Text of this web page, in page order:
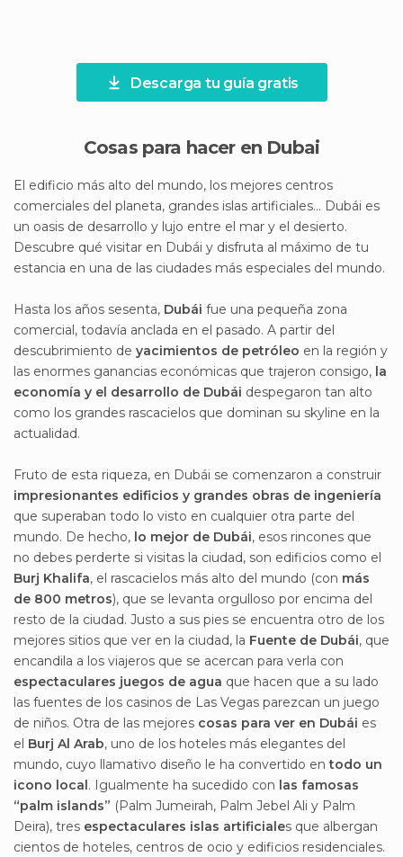
Descarga tu guía gratis
Cosas para hacer en Dubai
El edificio más alto del mundo, los mejores centros
comerciales del planeta, grandes islas artificiales… Dubái es
un oasis de desarrollo y lujo entre el mar y el desierto.
Descubre qué visitar en Dubái y disfruta al máximo de tu
estancia en una de las ciudades más especiales del mundo.
Hasta los años sesenta, Dubái fue una pequeña zona
comercial, todavía anclada en el pasado. A partir del
descubrimiento de yacimientos de petróleo en la región y
las enormes ganancias económicas que trajeron consigo, la
economía y el desarrollo de Dubái despegaron tan alto
como los grandes rascacielos que dominan su skyline en la
actualidad.
Fruto de esta riqueza, en Dubái se comenzaron a construir
impresionantes edificios y grandes obras de ingeniería
que superaban todo lo visto en cualquier otra parte del
mundo. De hecho, lo mejor de Dubái, esos rincones que
no debes perderte si visitas la ciudad, son edificios como el
Burj Khalifa, el rascacielos más alto del mundo (con más
de 800 metros), que se levanta orgulloso por encima del
resto de la ciudad. Justo a sus pies se encuentra otro de los
mejores sitios que ver en la ciudad, la Fuente de Dubái, que
encandila a los viajeros que se acercan para verla con
espectaculares juegos de agua que hacen que a su lado
las fuentes de los casinos de Las Vegas parezcan un juego
de niños. Otra de las mejores cosas para ver en Dubái es
el Burj Al Arab, uno de los hoteles más elegantes del
mundo, cuyo llamativo diseño le ha convertido entodo un
icono local. Igualmente ha sucedido con las famosas
“palm islands” (Palm Jumeirah, Palm Jebel Ali y Palm
Deira), tres espectaculares islas artificiales que albergan
cientos de hoteles, centros de ocio y edificios residenciales.